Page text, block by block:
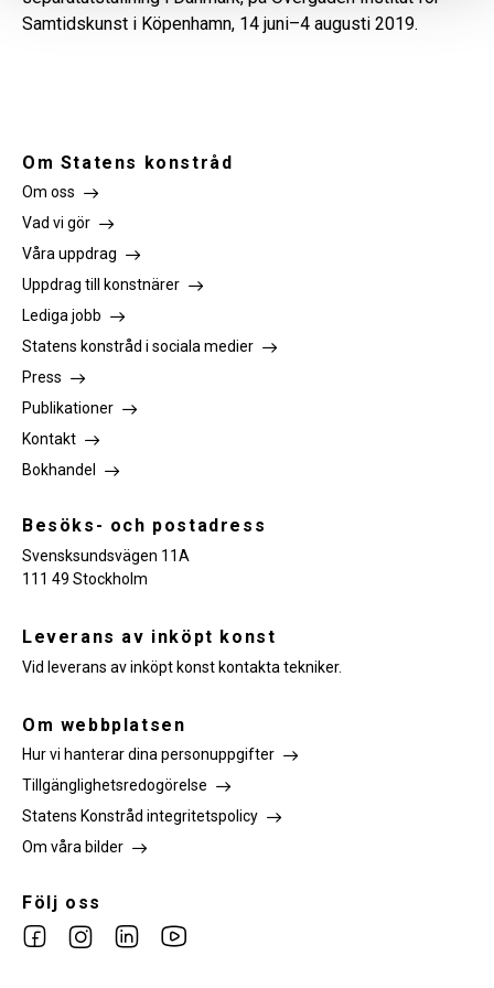
Samtidskunst i Köpenhamn, 14 juni–4 augusti 2019.
Om Statens konstråd
Om oss
Vad vi gör
Våra uppdrag
Uppdrag till konstnärer
Lediga jobb
Statens konstråd i sociala medier
Press
Publikationer
Kontakt
Bokhandel
Besöks- och postadress
Svensksundsvägen 11A
111 49 Stockholm
Leverans av inköpt konst
Vid leverans av inköpt konst kontakta tekniker.
Om webbplatsen
Hur vi hanterar dina personuppgifter
Tillgänglighetsredogörelse
Statens Konstråd integritetspolicy
Om våra bilder
Följ oss